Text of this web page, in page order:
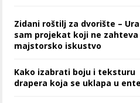
Zidani roštilj za dvorište –
sam projekat koji ne zahteva
majstorsko iskustvo
Kako izabrati boju i teksturu
drapera koja se uklapa u